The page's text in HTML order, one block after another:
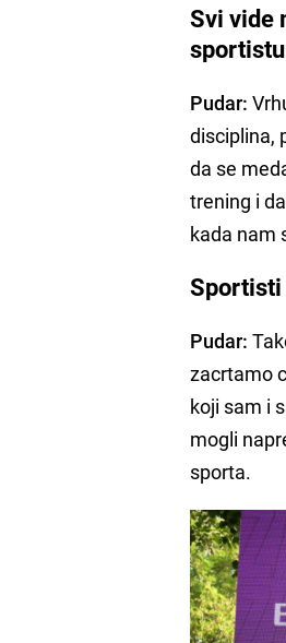
Svi vide
Pudar:
disciplina,
da se
trening i
kada nam
Sportisti
Pudar:
zacrtamo
koji sam i
mogli
sporta.